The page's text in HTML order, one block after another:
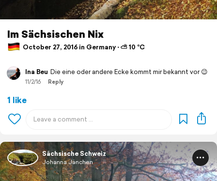
Im Sächsischen Nix
October 27, 2016 in Germany ⋅ ⛅ 10 °C
Ina Beu Die eine oder andere Ecke kommt mir bekannt vor 😉
11/2/16 Reply
1 like
Sächsische Schweiz
Johanna Jänchen